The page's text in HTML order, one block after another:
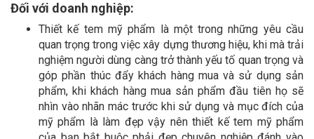
Đối với doanh nghiệp:
Thiết kế tem mỹ phẩm là một trong những yêu cầu
quan trọng trong việc xây dựng thương hiệu, khi mà trải
nghiệm người dùng càng trở thành yếu tố quan trọng và
góp phần thúc đẩy khách hàng mua và sử dụng sản
phẩm, khi khách hàng mua sản phẩm đầu tiên họ sẽ
nhìn vào nhãn mác trước khi sử dụng và mục đích của
mỹ phẩm là làm đẹp vậy nên thiết kế tem mỹ phẩm